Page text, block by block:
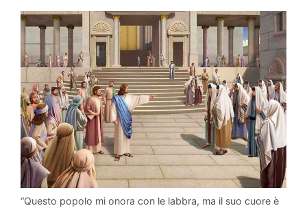
“Questo popolo mi onora con le labbra, ma il suo cuore è